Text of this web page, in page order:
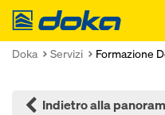
Doka
Doka Servizi Formazione
Indietro alla